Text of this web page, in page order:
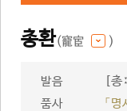
총환(寵宦 )
발음 [총
품사
「명